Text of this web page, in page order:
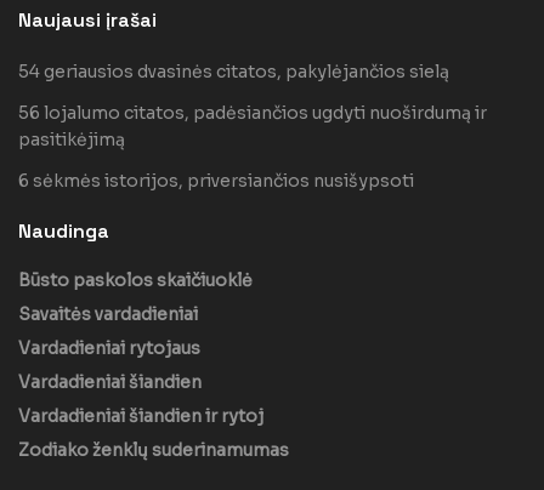
Naujausi įrašai
54 geriausios dvasinės citatos, pakylėjančios sielą
56 lojalumo citatos, padėsiančios ugdyti nuoširdumą ir
pasitikėjimą
6 sėkmės istorijos, priversiančios nusišypsoti
Naudinga
Būsto paskolos skaičiuoklė
Savaitės vardadieniai
Vardadieniai rytojaus
Vardadieniai šiandien
Vardadieniai šiandien ir rytoj
Zodiako ženklų suderinamumas